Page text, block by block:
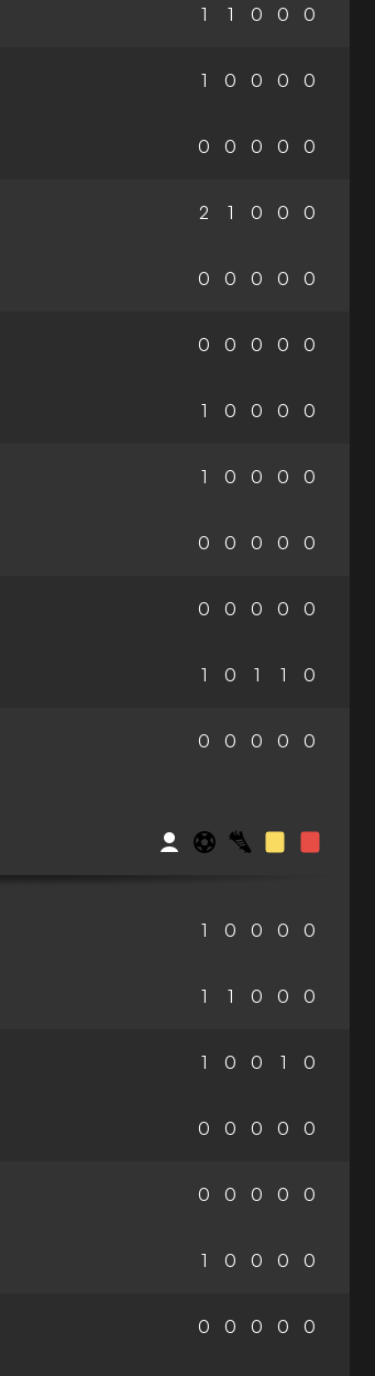
1 1 0 0 0
1 0 0 0 0
0 0 0 0 0
2 1 0 0 0
0 0 0 0 0
0 0 0 0 0
1 0 0 0 0
1 0 0 0 0
0 0 0 0 0
0 0 0 0 0
1 0 1 1 0
0 0 0 0 0
1 0 0 0 0
1 1 0 0 0
1 0 0 1 0
0 0 0 0 0
0 0 0 0 0
1 0 0 0 0
0 0 0 0 0